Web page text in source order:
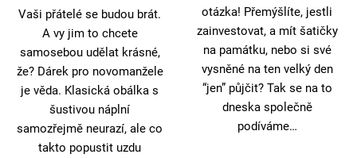
Vaši přátelé se budou brát.
A vy jim to chcete
samosebou udělat krásné,
že? Dárek pro novomanžele
je věda. Klasická obálka s
šustivou náplní
samozřejmě neurazí, ale co
takto popustit uzdu
otázka! Přemýšlíte, jestli
zainvestovat, a mít šatičky
na památku, nebo si své
vysněné na ten velký den
“jen” půjčit? Tak se na to
dneska společně
podíváme…